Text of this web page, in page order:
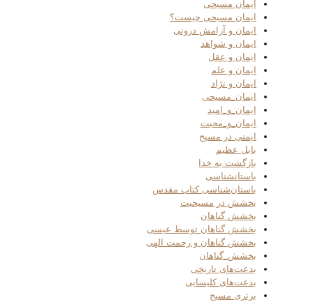
ایمان مسیحی
ایمان مسیحی چیست؟
ایمان و آرامش درونی
ایمان و شواهد
ایمان و عقل
ایمان و علم
ایمان و نژاد
ایمان_مسیحی
ایمان_و_امید
ایمان_و_محبت
ایمنی در مسیح
بابل عظیم
بازگشت به خدا
باستانشناسی
باستان‌شناسی کتاب مقدس
بخشش در مسیحیت
بخشش گناهان
بخشش گناهان توسط عیسی
بخشش گناهان و رحمت الهی
بخشش_گناهان
بدعت‌های تاریخی
بدعت‌های کلیسایی
برتری مسیح